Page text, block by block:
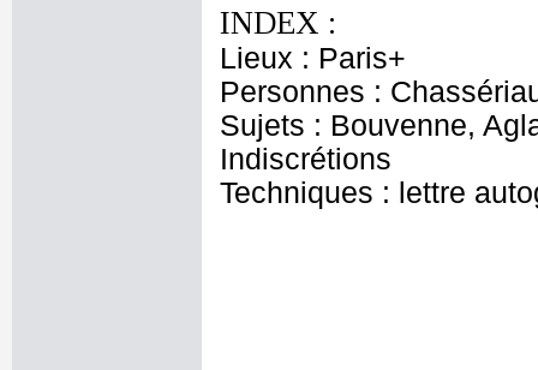
INDEX :
Lieux : Paris+
Personnes :
Sujets : Bouvenne,
Indiscrétions
Techniques : lettre